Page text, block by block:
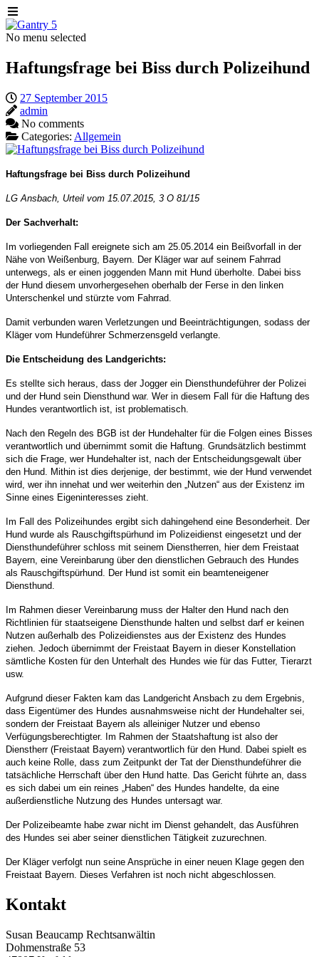
No menu selected
Haftungsfrage bei Biss durch Polizeihund
27 September 2015
admin
No comments
Categories: Allgemein
Haftungsfrage bei Biss durch Polizeihund
LG Ansbach, Urteil vom 15.07.2015, 3 O 81/15
Der Sachverhalt:
Im vorliegenden Fall ereignete sich am 25.05.2014 ein Beißvorfall in der
Nähe von Weißenburg, Bayern. Der Kläger war auf seinem Fahrrad
unterwegs, als er einen joggenden Mann mit Hund überholte. Dabei biss
der Hund diesem unvorhergesehen oberhalb der Ferse in den linken
Unterschenkel und stürzte vom Fahrrad.
Damit verbunden waren Verletzungen und Beeinträchtigungen, sodass der
Kläger vom Hundeführer Schmerzensgeld verlangte.
Die Entscheidung des Landgerichts:
Es stellte sich heraus, dass der Jogger ein Diensthundeführer der Polizei
und der Hund sein Diensthund war. Wer in diesem Fall für die Haftung des
Hundes verantwortlich ist, ist problematisch.
Nach den Regeln des BGB ist der Hundehalterfür die Folgen eines Bisses
verantwortlich und übernimmt somit die Haftung. Grundsätzlich bestimmt
sich die Frage, wer Hundehalter ist, nach der Entscheidungsgewalt über
den Hund. Mithin ist dies derjenige, der bestimmt, wie der Hund verwendet
wird, wer ihn innehat und wer weiterhin den „Nutzen“ aus der Existenz im
Sinne eines Eigeninteresses zieht.
Im Fall des Polizeihundes ergibt sich dahingehend eine Besonderheit. Der
Hund wurde als Rauschgiftspürhund im Polizeidienst eingesetzt und der
Diensthundeführer schloss mit seinem Dienstherren, hier dem Freistaat
Bayern, eine Vereinbarung über den dienstlichen Gebrauch des Hundes
als Rauschgiftspürhund. Der Hund ist somit ein beamteneigener
Diensthund.
Im Rahmen dieser Vereinbarung muss der Halter den Hund nach den
Richtlinien für staatseigene Diensthunde halten und selbst darf er keinen
Nutzen außerhalb des Polizeidienstes aus der Existenz des Hundes
ziehen. Jedoch übernimmt der Freistaat Bayern in dieser Konstellation
sämtliche Kosten für den Unterhalt des Hundes wie für das Futter, Tierarzt
usw.
Aufgrund dieser Fakten kam das Landgericht Ansbach zu dem Ergebnis,
dass Eigentümer des Hundes ausnahmsweise nicht der Hundehalter sei,
sondern der Freistaat Bayern als alleiniger Nutzer und ebenso
Verfügungsberechtigter. Im Rahmen der Staatshaftung ist also der
Dienstherr (Freistaat Bayern) verantwortlich für den Hund. Dabei spielt es
auch keine Rolle, dass zum Zeitpunkt der Tat der Diensthundeführer die
tatsächliche Herrschaft über den Hund hatte. Das Gericht führte an, dass
es sich dabei um ein reines „Haben“ des Hundes handelte, da eine
außerdienstliche Nutzung des Hundes untersagt war.
Der Polizeibeamte habe zwar nicht im Dienst gehandelt, das Ausführen
des Hundes sei aber seiner dienstlichen Tätigkeit zuzurechnen.
Der Kläger verfolgt nun seine Ansprüche in einer neuen Klage gegen den
Freistaat Bayern. Dieses Verfahren ist noch nicht abgeschlossen.
Kontakt
Susan Beaucamp Rechtsanwältin
Dohmenstraße 53